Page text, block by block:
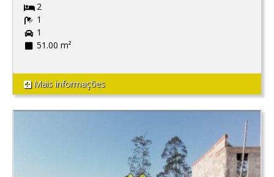
2
1
1
51.00 m²
Mais informações